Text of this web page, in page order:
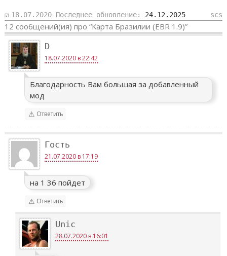
18.07.2020Последнее обновление: 24.12.2025 scs
12 сообщений(ия) про “Карта Бразилии (EBR 1.9)”
D
18.07.2020 в 22:42
Благодарность Вам большая за добавленный
мод
Ответить
Гость
21.07.2020 в 17:19
на 1 36 пойдет
Ответить
Unic
28.07.2020 в 16:01